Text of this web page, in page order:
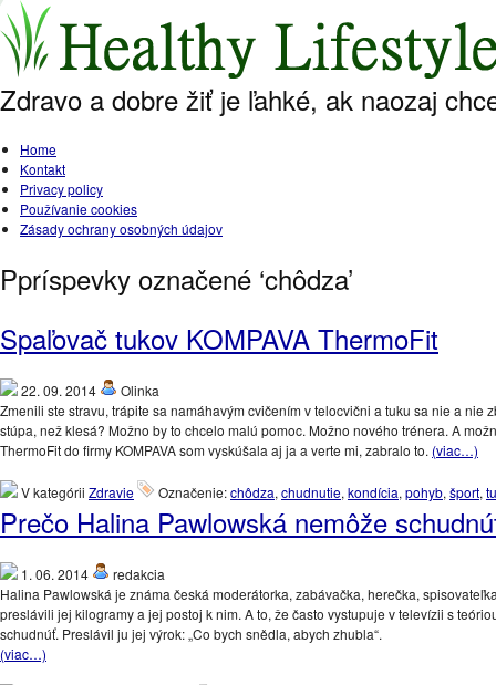
Zdravo a dobre žiť je ľahké, ak naozaj
Home
Kontakt
Privacy policy
Používanie cookies
Zásady ochrany osobných údajov
Ppríspevky označené ‘chôdza’
Spaľovač tukov KOMPAVA ThermoFit
22. 09. 2014
Olinka
Zmenili ste stravu, trápite sa namáhavým cvičením v telocvični a tuku sa nie a nie
stúpa, než klesá? Možno by to chcelo malú pomoc. Možno nového trénera. A
ThermoFit do firmy KOMPAVA som vyskúšala aj ja a verte mi, zabralo to. (viac…)
V kategórii Zdravie Označenie:chôdza, chudnutie, kondícia, pohyb, šport,
Prečo Halina Pawlowská nemôže
1. 06. 2014
redakcia
Halina Pawlowská je známa česká moderátorka, zabávačka, herečka,
preslávili jej kilogramy a jej postoj k nim. A to, že často vystupuje v televízii s
schudnúť. Preslávil ju jej výrok: „Co bych snědla, abych zhubla“.
(viac…)